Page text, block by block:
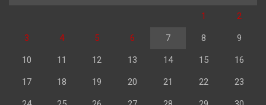
1 2
3 4 5 6 7 8 9
10 11 12 13 14 15 16
17 18 19 20 21 22 23